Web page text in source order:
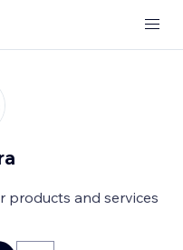
products and services